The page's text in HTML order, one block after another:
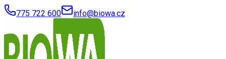
775 722 600 info@biowa.cz